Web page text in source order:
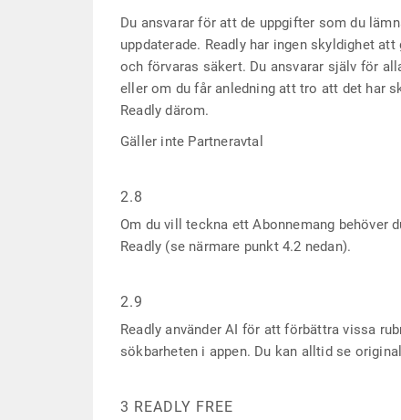
Du ansvarar för att de uppgifter som du
uppdaterade. Readly har ingen skyldighet
och förvaras säkert. Du ansvarar själv för
eller om du får anledning att tro att det har
Readly därom.
Gäller inte Partneravtal
2.8
Om du vill teckna ett Abonnemang
Readly (se närmare punkt 4.2 nedan).
2.9
Readly använder AI för att förbättra vissa
sökbarheten i appen. Du kan alltid se
3 READLY FREE